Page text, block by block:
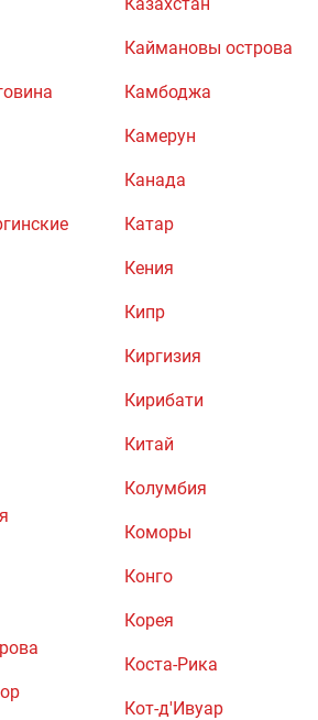
Каймановы острова
Камбоджа
Камерун
Канада
Катар
Кения
Кипр
Киргизия
Кирибати
Китай
Колумбия
Коморы
Конго
Корея
Коста-Рика
Кот-д'Ивуар